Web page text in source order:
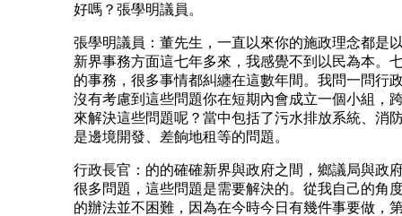
好嗎？張學明議員。
張學明議員：董先生，一直以來你的施政理念都是
新界事務方面這七年多來，我感覺不到以民為本。
的事務，很多事情都糾纏在這數年間。我問一問行
沒有考慮到這些問題你在短期內會成立一個小組，
來解決這些問題呢？當中包括了污水排放系統、消
是邊境開發、差餉地租等的問題。
行政長官：的的確確新界與政府之間，鄉議局與政
很多問題，這些問題是需要解決的。從我自己的角
的辦法並不困難，因為在今時今日有幾件事要做，